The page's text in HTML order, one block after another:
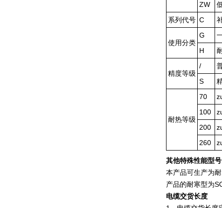
ZW
系列代号 C
使用分类
G
H
精度等级
/
S
耐热等级
70
100
200
260
其他特殊性能型号
本产品可生产为
产品的耐寒型为
电缆交货长度